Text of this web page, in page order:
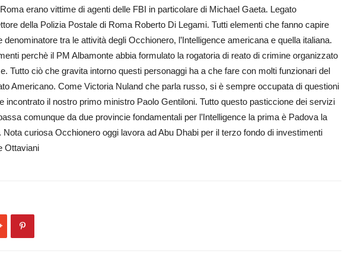
erano vittime di agenti delle FBI in particolare di Michael Gaeta. Legato
della Polizia Postale di Roma Roberto Di Legami. Tutti elementi che fanno capire
denominatore tra le attività degli Occhionero, l’Intelligence americana e quella italiana.
perchè il PM Albamonte abbia formulato la rogatoria di reato di crimine organizzato
Tutto ciò che gravita intorno questi personaggi ha a che fare con molti funzionari del
Ameri­cano. Come Victoria Nuland che parla russo, si è sempre occupata di questioni
incontrato il nostro primo ministro Paolo Gentiloni. Tutto questo pasticcione dei servizi
comunque da due provincie fondamentali per l’Intelligence la prima è Padova la
Nota curiosa Occhio­nero oggi lavora ad Abu Dhabi per il terzo fondo di investimenti
Ottaviani